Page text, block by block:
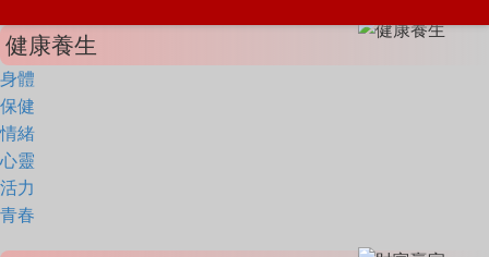
健康養生
身體
保健
情緒
心靈
活力
青春